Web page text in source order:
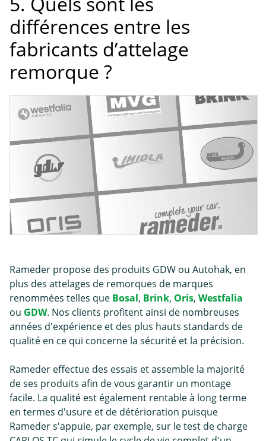
différences entre les
fabricants d’attelage
remorque ?
Rameder propose des produits GDW ou Autohak, en
plus des attelages de remorques de marques
renommées telles que Bosal, Brink, Oris, Westfalia
ou GDW. Nos clients profitent ainsi de nombreuses
années d'expérience et des plus hauts standards de
qualité en ce qui concerne la sécurité et la précision.
Rameder effectue des essais et assemble la majorité
de ses produits afin de vous garantir un montage
facile. La qualité est également rentable à long terme
en termes d'usure et de détérioration puisque
Rameder s'appuie, par exemple, sur le test de charge